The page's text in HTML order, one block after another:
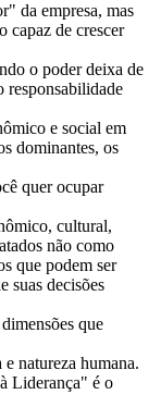
da empresa, mas
capaz de crescer
o poder deixa de
responsabilidade
e social em
dominantes, os
quer ocupar
cultural,
não como
que podem ser
suas decisões
que
natureza humana.
Liderança" é o